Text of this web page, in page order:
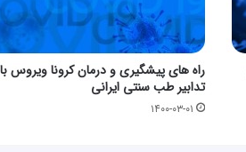
راه های پیشگیری و درمان کرونا ویروس با
تدابیر طب سنتی ایرانی
۱۴۰۰-۰۳-۰۱